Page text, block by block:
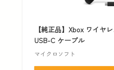
【純正品】Xbox ワイヤ
USB-C ケーブル
マイクロソフト